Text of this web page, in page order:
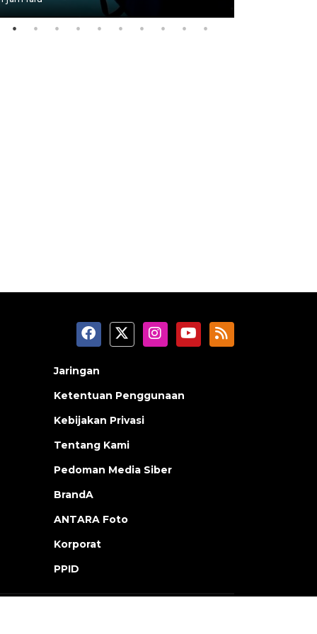
Jaringan
Ketentuan Penggunaan
Kebijakan Privasi
Tentang Kami
Pedoman Media Siber
BrandA
ANTARA Foto
Korporat
PPID